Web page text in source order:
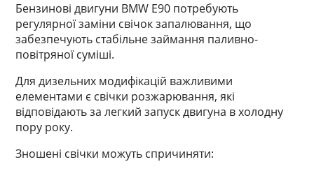
Бензинові двигуни BMW E90 потребують
регулярної заміни свічок запалювання, що
забезпечують стабільне займання паливно-
повітряної суміші.
Для дизельних модифікацій важливими
елементами є свічки розжарювання, які
відповідають за легкий запуск двигуна в холодну
пору року.
Зношені свічки можуть спричиняти: